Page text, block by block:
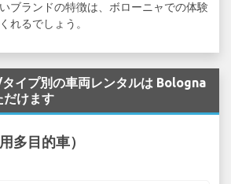
ブランドの特徴は、ボローニャでの体験
れるでしょう。
イプ別の車両レンタルは Bologna
だけます
多目的車）